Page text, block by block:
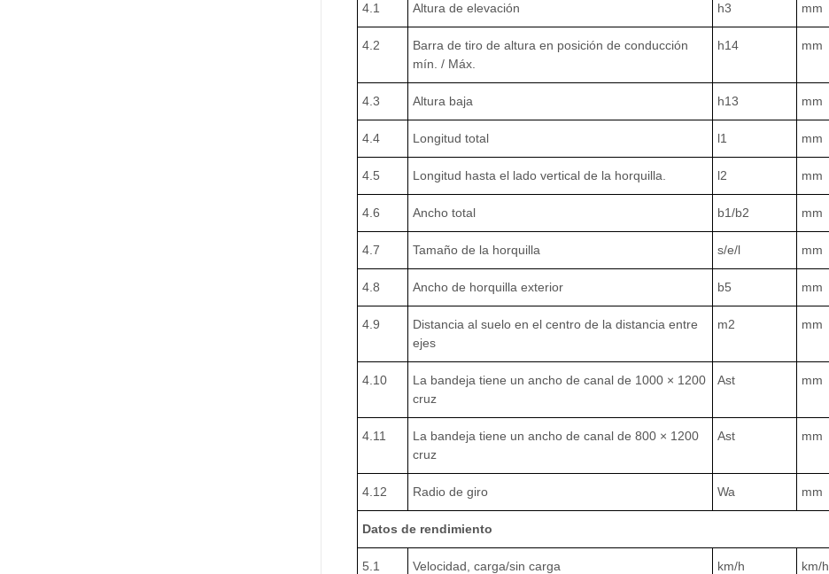
4.1 Altura de elevación h3 mm
4.2
Barra de tiro de altura en posición de conducción
mín. / Máx.
h14 mm
4.3 Altura baja h13 mm
4.4 Longitud total l1 mm
4.5 Longitud hasta el lado vertical de la horquilla. l2 mm
4.6 Ancho total b1/b2 mm
4.7 Tamaño de la horquilla s/e/l mm
4.8 Ancho de horquilla exterior b5 mm
4.9
Distancia al suelo en el centro de la distancia entre
ejes
m2 mm
4.10
La bandeja tiene un ancho de canal de 1000 × 1200
cruz
Ast mm
4.11
La bandeja tiene un ancho de canal de 800 × 1200
cruz
Ast mm
4.12 Radio de giro Wa mm
Datos de rendimiento
5.1 Velocidad, carga/sin carga km/h km/h